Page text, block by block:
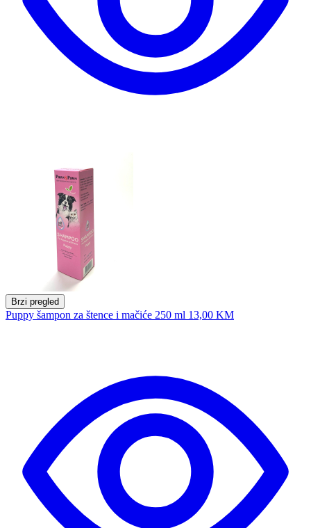
Brzi pregled
Puppy šampon za štence i mačiće 250 ml 13,00 KM